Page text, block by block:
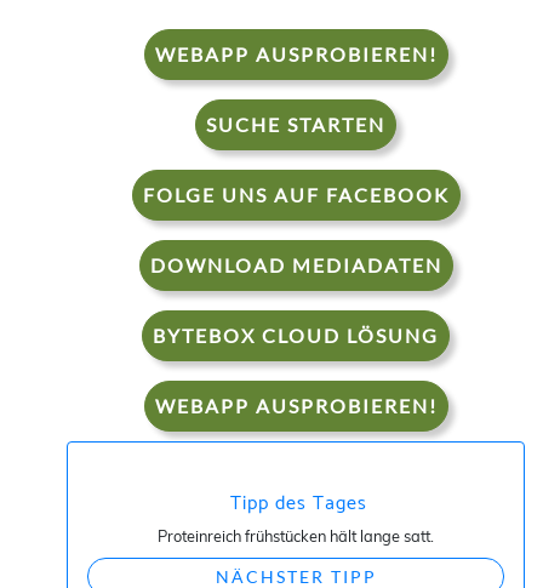
WEBAPP AUSPROBIEREN!
SUCHE STARTEN
FOLGE UNS AUF FACEBOOK
DOWNLOAD MEDIADATEN
BYTEBOX CLOUD LÖSUNG
WEBAPP AUSPROBIEREN!
Tipp des Tages
Proteinreich frühstücken hält lange satt.
NÄCHSTER TIPP